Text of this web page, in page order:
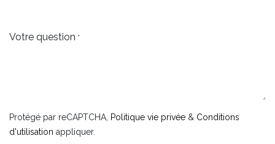
Votre question *
Protégé par reCAPTCHA, Politique vie privée & Conditions
d'utilisation appliquer.